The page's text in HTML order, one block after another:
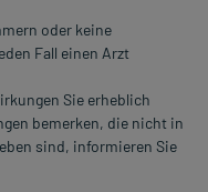
oder keine
Fall einen Arzt
Sie erheblich
bemerken, die nicht in
sind, informieren Sie